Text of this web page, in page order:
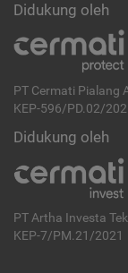
Didukung oleh
PT Cermati Pialang
KEP-596/PD.02/
Didukung oleh
PT Artha Investa
KEP-7/PM.21/2021